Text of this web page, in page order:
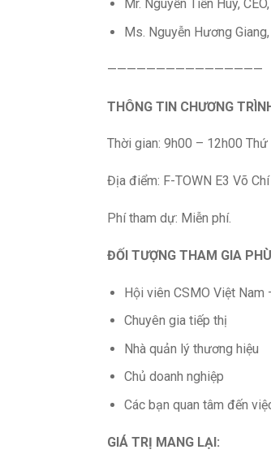
Mr. Nguyễn Tiến Huy,
Ms. Nguyễn Hương
————————————————
THÔNG TIN CHƯƠNG
Thời gian: 9h00 – 12h00
Địa điểm: F-TOWN E3 Võ
Phí tham dự: Miễn phí.
ĐỐI TƯỢNG THAM GIA
Hội viên CSMO Việt
Chuyên gia tiếp thị
Nhà quản lý thương hiệu
Chủ doanh nghiệp
Các bạn quan tâm đến
GIÁ TRỊ MANG LẠI: